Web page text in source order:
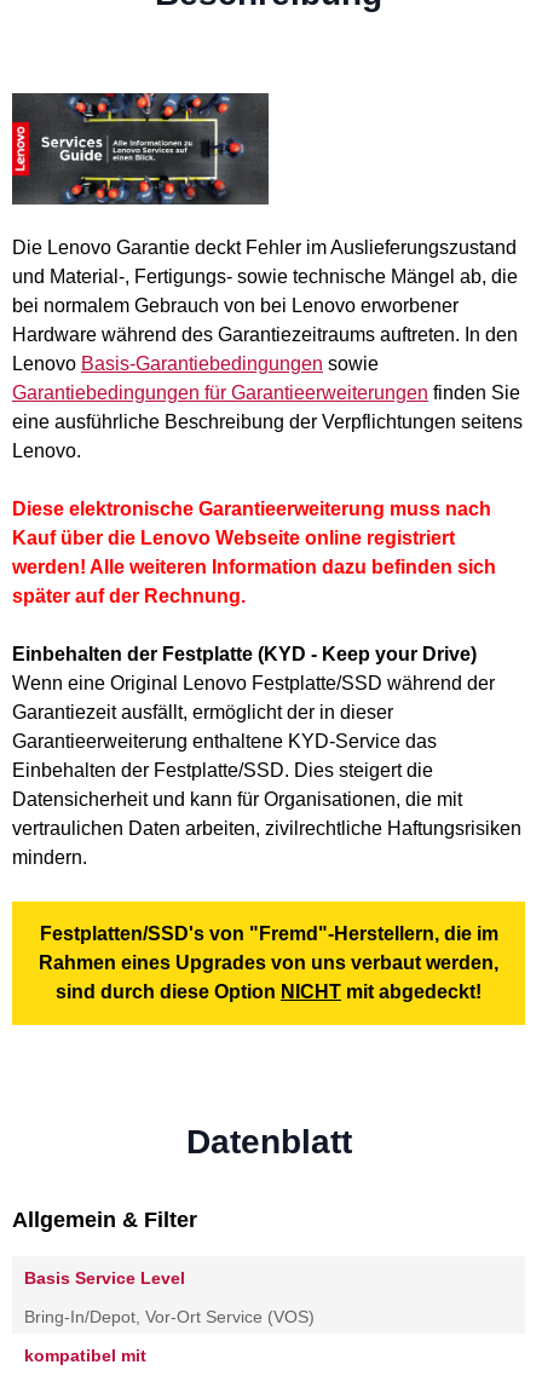
Die Lenovo Garantie deckt Fehler im Auslieferungszustand
und Material-, Fertigungs- sowie technische Mängel ab, die
bei normalem Gebrauch von bei Lenovo erworbener
Hardware während des Garantiezeitraums auftreten. In den
Lenovo Basis-Garantiebedingungen sowie
Garantiebedingungen für Garantieerweiterungen finden Sie
eine ausführliche Beschreibung der Verpflichtungen seitens
Lenovo.
Diese elektronische Garantieerweiterung muss nach
Kauf über die Lenovo Webseite online registriert
werden! Alle weiteren Information dazu befinden sich
später auf der Rechnung.
Einbehalten der Festplatte (KYD - Keep your Drive)
Wenn eine Original Lenovo Festplatte/SSD während der
Garantiezeit ausfällt, ermöglicht der in dieser
Garantieerweiterung enthaltene KYD-Service das
Einbehalten der Festplatte/SSD. Dies steigert die
Datensicherheit und kann für Organisationen, die mit
vertraulichen Daten arbeiten, zivilrechtliche Haftungsrisiken
mindern.
Festplatten/SSD's von "Fremd"-Herstellern, die im
Rahmen eines Upgrades von uns verbaut werden,
sind durch diese Option NICHT mit abgedeckt!
Datenblatt
Allgemein & Filter
Basis Service Level
Bring-In/Depot, Vor-Ort Service (VOS)
kompatibel mit